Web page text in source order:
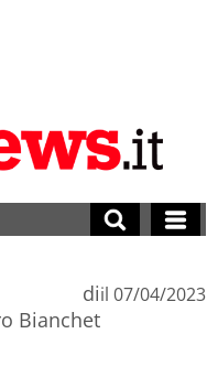
di
Bianchet
il 07/04/2023